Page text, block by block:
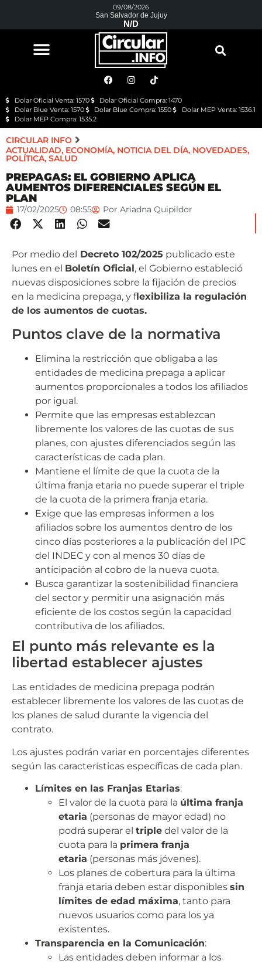
09/08/2026
San Salvador de Jujuy
N/D
Dolar Oficial Venta: 1570
Dolar Oficial Compra: 1470
Dolar Blue Venta: 1570
Dolar Blue Compra: 1550
Dolar MEP Venta: 1536.1
Dolar MEP Compra: 1535.2
CIRCULAR INFO
ACTUALIDAD, ECONOMÍA, NOTICIA DEL DÍA, NOVEDADES,
POLÍTICA, SALUD
PREPAGAS: EL GOBIERNO APLICA
AUMENTOS DIFERENCIALES SEGÚN EL
PLAN
17/02/2025 08:55 Por Ariadna Quipildor
Por medio del Decreto 102/2025 publicado este
lunes en el Boletín Oficial, el Gobierno estableció
nuevas disposiciones sobre la fijación de precios
en la medicina prepaga, y flexibiliza la regulación
de los aumentos de cuotas.
Puntos clave de la normativa
Elimina la restricción que obligaba a las
entidades de medicina prepaga a aplicar
aumentos proporcionales a todos los afiliados
por igual.
Permite que las empresas establezcan
libremente los valores de las cuotas de sus
planes, con ajustes diferenciados según las
características de cada plan.
Mantiene el límite de que la cuota de la
última franja etaria no puede superar el triple
de la cuota de la primera franja etaria.
Exige que las empresas informen a los
afiliados sobre los aumentos dentro de los
cinco días posteriores a la publicación del IPC
del INDEC y con al menos 30 días de
anticipación al cobro de la nueva cuota.
Busca garantizar la sostenibilidad financiera
del sector y permitir una asignación más
eficiente de los costos según la capacidad
contributiva de los afiliados.
El punto más relevante es la
libertad establecer ajustes
Las entidades de medicina prepaga podrán
establecer libremente los valores de las cuotas de
los planes de salud durante la vigencia del
contrato.
Los ajustes podrán variar en porcentajes diferentes
según las características específicas de cada plan.
Límites en las Franjas Etarias:
El valor de la cuota para la última franja
etaria (personas de mayor edad) no
podrá superar el triple del valor de la
cuota para la primera franja
etaria (personas más jóvenes).
Los planes de cobertura para la última
franja etaria deben estar disponibles sin
límites de edad máxima, tanto para
nuevos usuarios como para los ya
existentes.
Transparencia en la Comunicación:
Las entidades deben informar a los